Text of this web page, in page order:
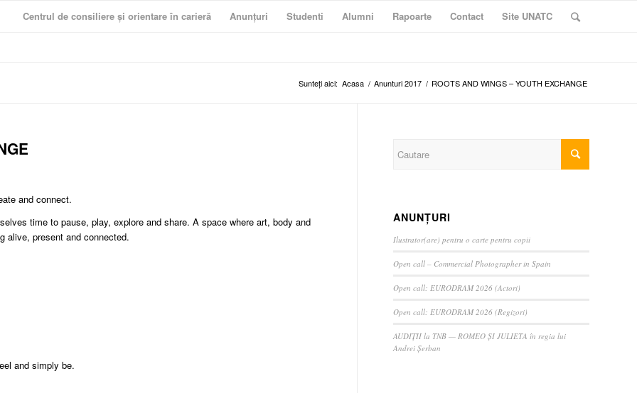
Centrul de consiliere și orientare în carieră Anunțuri Studenti Alumni Rapoarte Contact Site UNATC
Sunteți aici: Acasa / Anunturi 2017 / ROOTS AND WINGS – YOUTH EXCHANGE
and connect.
time to pause, play, explore and share. A space where art, body and
alive, present and connected.
and simply be.
ANUNȚURI
Ilustrator(are) pentru o carte pentru copii
Open call – Commercial Photographer in Spain
Open call: EURODRAM 2026 (Actori)
Open call: EURODRAM 2026 (Regizori)
AUDIȚII la TNB — ROMEO ȘI JULIETA în regia lui
Andrei Șerban